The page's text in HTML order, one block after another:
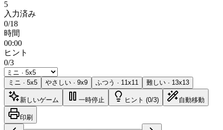
5
入力済み
0/18
時間
00:00
ヒント
0/3
ミニ · 5x5 やさしい · 9x9 ふつう · 11x11 難しい · 13x13
新しいゲーム 一時停止 ヒント (0/3) 自動移動
印刷